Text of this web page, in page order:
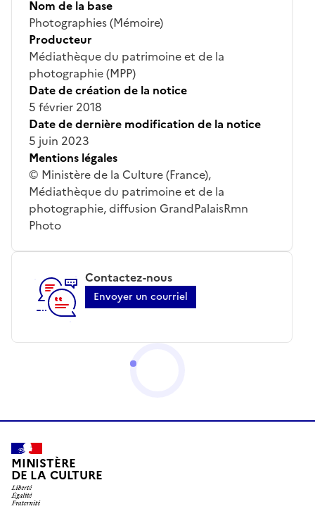
Nom de la base
Photographies (Mémoire)
Producteur
Médiathèque du patrimoine et de la
photographie (MPP)
Date de création de la notice
5 février 2018
Date de dernière modification de la notice
5 juin 2023
Mentions légales
© Ministère de la Culture (France),
Médiathèque du patrimoine et de la
photographie, diffusion GrandPalaisRmn
Photo
Contactez-nous
Envoyer un courriel
MINISTÈRE
DE LA CULTURE